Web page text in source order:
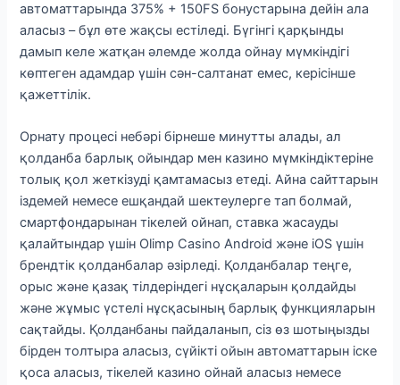
автоматтарында 375% + 150FS бонустарына дейін ала
аласыз – бұл өте жақсы естіледі. Бүгінгі қарқынды
дамып келе жатқан әлемде жолда ойнау мүмкіндігі
көптеген адамдар үшін сән-салтанат емес, керісінше
қажеттілік.
Орнату процесі небәрі бірнеше минутты алады, ал
қолданба барлық ойындар мен казино мүмкіндіктеріне
толық қол жеткізуді қамтамасыз етеді. Айна сайттарын
іздемей немесе ешқандай шектеулерге тап болмай,
смартфондарынан тікелей ойнап, ставка жасауды
қалайтындар үшін Olimp Casino Android және iOS үшін
брендтік қолданбалар әзірледі. Қолданбалар теңге,
орыс және қазақ тілдеріндегі нұсқаларын қолдайды
және жұмыс үстелі нұсқасының барлық функцияларын
сақтайды. Қолданбаны пайдаланып, сіз өз шотыңызды
бірден толтыра аласыз, сүйікті ойын автоматтарын іске
қоса аласыз, тікелей казино ойнай аласыз немесе